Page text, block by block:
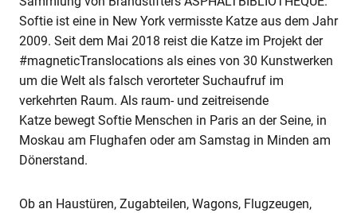
Softie ist eine in New York vermisste Katze aus dem Jahr
2009. Seit dem Mai 2018 reist die Katze im Projekt der
#magneticTranslocations als eines von 30 Kunstwerken
um die Welt als falsch verorteter Suchaufruf im
verkehrten Raum. Als raum- und zeitreisende
Katze bewegt Softie Menschen in Paris an der Seine, in
Moskau am Flughafen oder am Samstag in Minden am
Dönerstand.
Ob an Haustüren, Zugabteilen, Wagons, Flugzeugen,